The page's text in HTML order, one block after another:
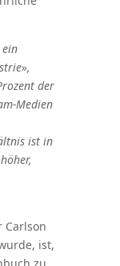
der
Medien
ist in
Carlson
ist,